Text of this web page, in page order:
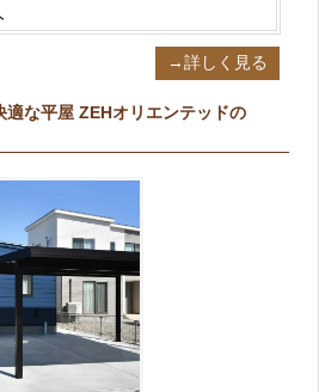
→詳しく見る
適な平屋 ZEHオリエンテッドの